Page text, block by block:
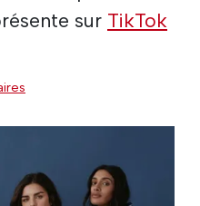
sur TikTok